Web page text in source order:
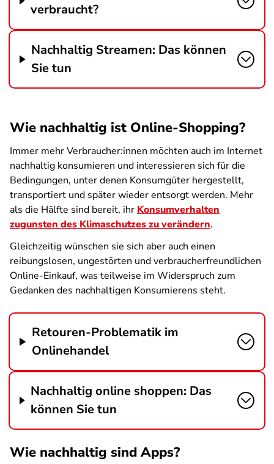
verbraucht?
Nachhaltig Streamen: Das können
Sie tun
Wie nachhaltig ist Online-Shopping?
Immer mehr Verbraucher:innen möchten auch im Internet
nachhaltig konsumieren und interessieren sich für die
Bedingungen, unter denen Konsumgüter hergestellt,
transportiert und später wieder entsorgt werden. Mehr
als die Hälfte sind bereit, ihr Konsumverhalten
zugunsten des Klimaschutzes zu verändern.
Gleichzeitig wünschen sie sich aber auch einen
reibungslosen, ungestörten und verbraucherfreundlichen
Online-Einkauf, was teilweise im Widerspruch zum
Gedanken des nachhaltigen Konsumierens steht.
Retouren-Problematik im
Onlinehandel
Nachhaltig online shoppen: Das
können Sie tun
Wie nachhaltig sind Apps?